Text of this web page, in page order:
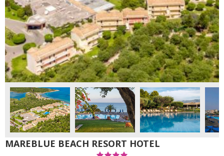
MAREBLUE BEACH RESORT HOTEL